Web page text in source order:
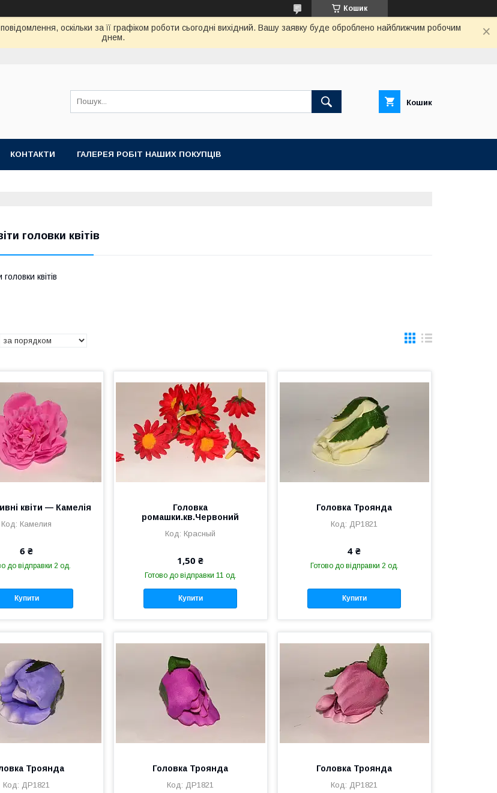
Кошик
оскільки за її графіком роботи сьогодні вихідний. Вашу заявку буде оброблено найближчим робочим
днем.
Кошик
КОНТАКТИ ГАЛЕРЕЯ РОБІТ НАШИХ ПОКУПЦІВ
головки квітів
квітів
квіти — Камелія
Камелия
6 ₴
до відправки 2 од.
Купити
Головка
ромашки.кв.Червоний
Красный
1,50 ₴
Готово до відправки 11 од.
Купити
Головка Троянда
ДР1821
4 ₴
Готово до відправки 2 од.
Купити
Троянда
ДР1821
Головка Троянда
ДР1821
Головка Троянда
ДР1821